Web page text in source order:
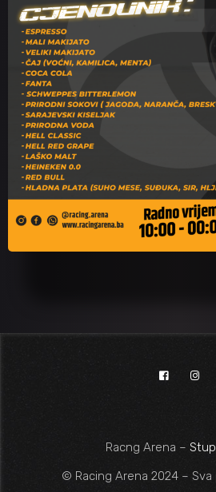
Racng Arena –
© Racing Arena 2024 – Sva